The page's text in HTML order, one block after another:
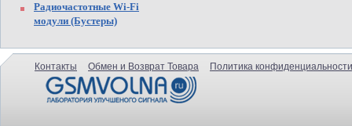
Радиочастотные Wi-Fi
модули (Бустеры)
Контакты Обмен и Возврат Товара Политика